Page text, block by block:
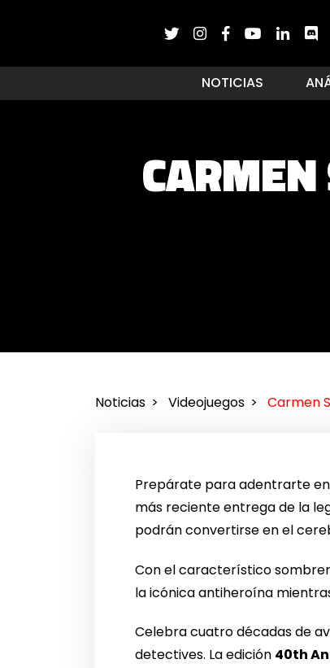
NOTICIAS
Noticias Videojuegos Carmen
Prepárate para adentrarte
más reciente entrega de la
podrán convertirse en el
Con el característico
la icónica antiheroína
Celebra cuatro décadas de
detectives. La edición 40th